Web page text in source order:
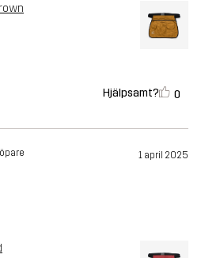
Hjälpsamt? 0
1 april 2025